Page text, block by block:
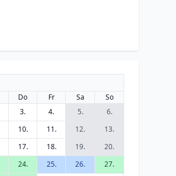
Do Fr Sa
So
3. 4. 5.
6.
10. 11. 12.
13.
17. 18. 19.
20.
24. 25. 26.
27.